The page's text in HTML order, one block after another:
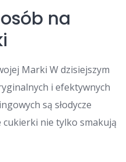
na
Marki W dzisiejszym
i efektywnych
są słodycze
cukierki nie tylko smakują